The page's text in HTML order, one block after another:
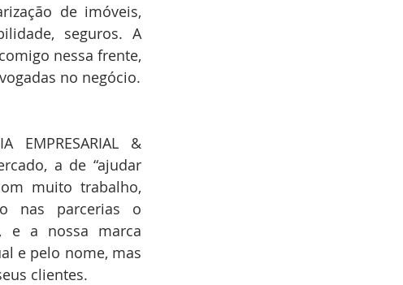
de imóveis,
seguros. A
nessa frente,
no negócio.
EMPRESARIAL &
a de “ajudar
muito trabalho,
nas parcerias o
e a nossa marca
e pelo nome, mas
clientes.